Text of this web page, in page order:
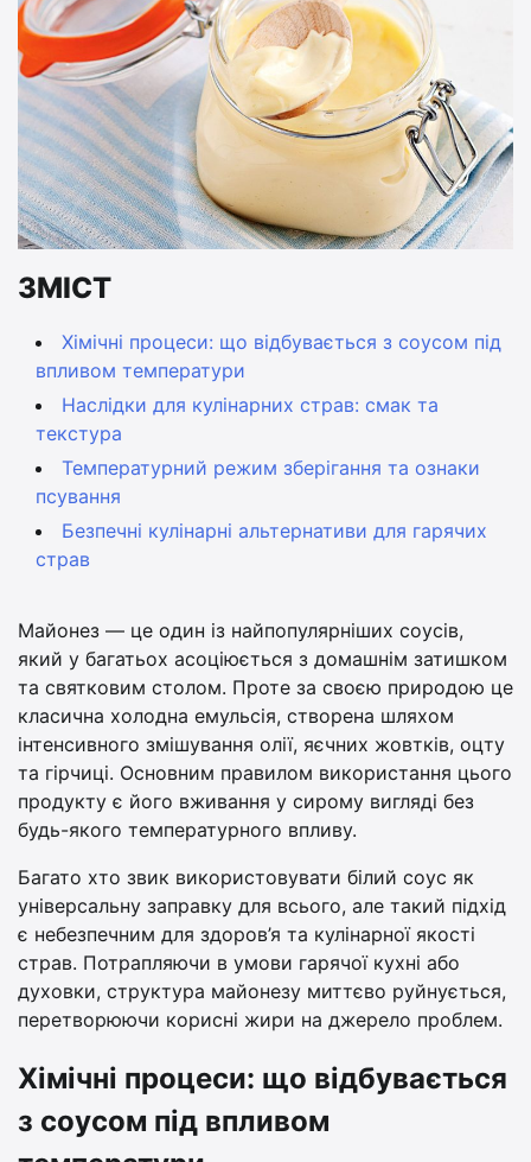
ЗМІСТ
Хімічні процеси: що відбувається з соусом під
впливом температури
Наслідки для кулінарних страв: смак та
текстура
Температурний режим зберігання та ознаки
псування
Безпечні кулінарні альтернативи для гарячих
страв
Майонез — це один із найпопулярніших соусів,
який у багатьох асоціюється з домашнім затишком
та святковим столом. Проте за своєю природою це
класична холодна емульсія, створена шляхом
інтенсивного змішування олії, яєчних жовтків, оцту
та гірчиці. Основним правилом використання цього
продукту є його вживання у сирому вигляді без
будь-якого температурного впливу.
Багато хто звик використовувати білий соус як
універсальну заправку для всього, але такий підхід
є небезпечним для здоров’я та кулінарної якості
страв. Потрапляючи в умови гарячої кухні або
духовки, структура майонезу миттєво руйнується,
перетворюючи корисні жири на джерело проблем.
Хімічні процеси: що відбувається
з соусом під впливом